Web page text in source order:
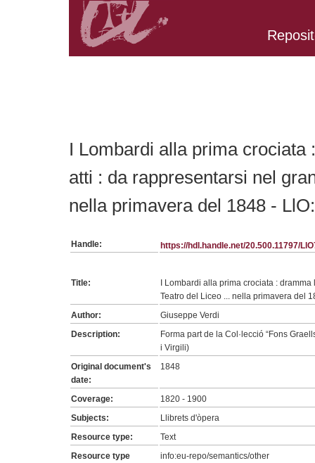
I Lombardi alla prima
atti : da rappresentarsi nel
nella primavera del 1848 -
Handle: https://hdl.handle.net/20.500.11797/
Title:
I Lombardi alla prima crociata :
Teatro del Liceo ... nella primavera del
Author:
Giuseppe Verdi
Description:
Forma part de la Col·lecció “Fons
i Virgili)
Original document's
date:
1848
Coverage:
1820 - 1900
Subjects:
Llibrets d'òpera
Resource type:
Text
Resource type
info:eu-repo/semantics/other